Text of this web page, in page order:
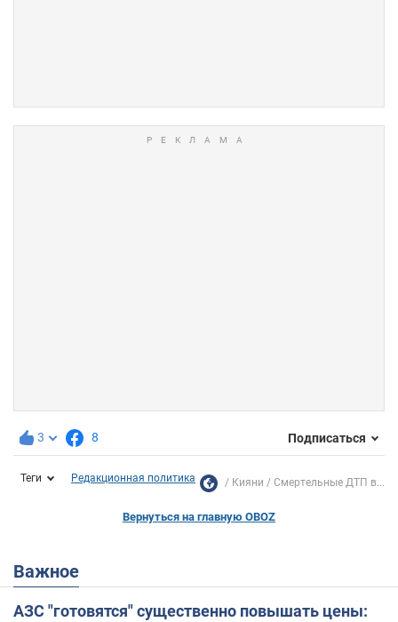
3 8 Подписаться
Теги Редакционная политика Кияни Смертельные ДТП в...
Вернуться на главную OBOZ
Важное
АЗС "готовятся" существенно повышать цены: